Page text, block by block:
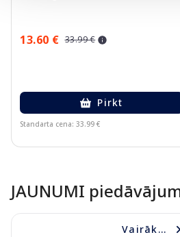
13.60 € 33.99 €
Pirkt
Standarta cena: 33.99 €
JAUNUMI
Vairāk...